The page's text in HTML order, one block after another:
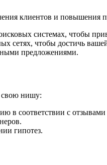
клиентов и повышения
системах, чтобы
сетях, чтобы достичь
предложениями.
свою нишу:
в соответствии с
гипотез.